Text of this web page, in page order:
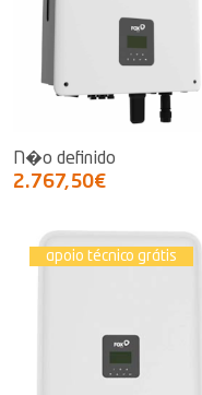
N�o definido
2.767,50€
apoio técnico grátis